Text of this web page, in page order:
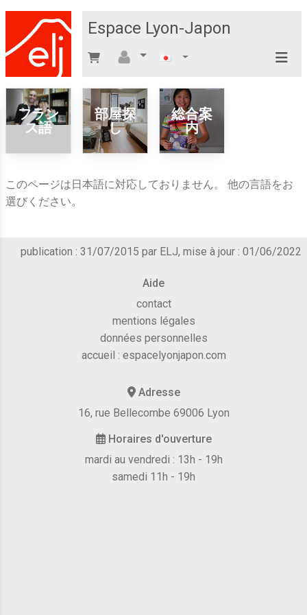
Espace Lyon-Japon
フラン
ス語
部屋探
し
総合案
内
このページは日本語に対応しておりません。 他の言語をお
選びください。
publication : 31/07/2015 par ELJ, mise à jour : 01/06/2022
Aide
contact
mentions légales
données personnelles
accueil : espacelyonjapon.com
Adresse
16, rue Bellecombe 69006 Lyon
Horaires d'ouverture
mardi au vendredi : 13h - 19h
samedi 11h - 19h